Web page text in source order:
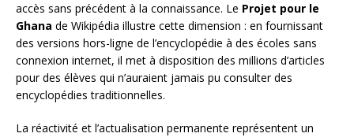
accès sans précédent à la connaissance. Le Projet pour le
Ghana de Wikipédia illustre cette dimension : en fournissant
des versions hors-ligne de l’encyclopédie à des écoles sans
connexion internet, il met à disposition des millions d’articles
pour des élèves qui n’auraient jamais pu consulter des
encyclopédies traditionnelles.
La réactivité et l’actualisation permanente représentent un